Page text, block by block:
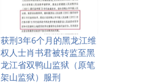
获刑3年6个月的黑龙江维
权人士肖书君被转监至黑
龙江省双鸭山监狱（原笔
架山监狱）服刑